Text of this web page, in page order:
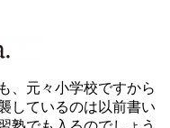
、元々小学校ですから
しているのは以前書い